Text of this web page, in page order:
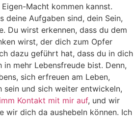
Macht kommen kannst.
deine Aufgaben sind, dein Sein,
Du wirst erkennen, dass du dem
wirst, der dich zum Opfer
dazu geführt hat, dass du in dich
in mehr Lebensfreude bist. Denn,
sich erfreuen am Leben,
sein und sich weiter entwickeln,
Kontakt mit mir auf, und wir
wir dich da aushebeln können. Ich